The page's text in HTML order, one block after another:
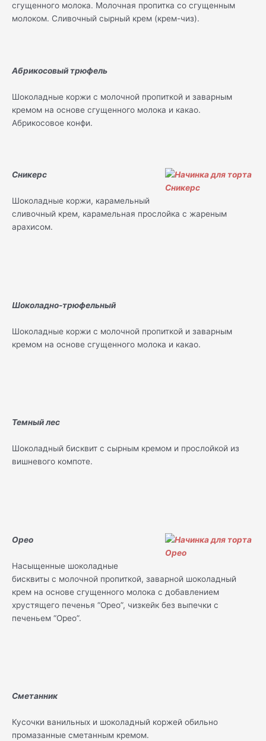
сгущенного молока. Молочная пропитка со сгущенным
молоком. Сливочный сырный крем (крем-чиз).
Абрикосовый трюфель
Шоколадные коржи с молочной пропиткой и заварным
кремом на основе сгущенного молока и какао.
Абрикосовое конфи.
Сникерс
Шоколадные коржи, карамельный
сливочный крем, карамельная прослойка с жареным
арахисом.
Шоколадно-трюфельный
Шоколадные коржи с молочной пропиткой и заварным
кремом на основе сгущенного молока и какао.
Темный лес
Шоколадный бисквит с сырным кремом и прослойкой из
вишневого компоте.
Орео
Насыщенные шоколадные
бисквиты с молочной пропиткой, заварной шоколадный
крем на основе сгущенного молока с добавлением
хрустящего печенья “Орео”, чизкейк без выпечки с
печеньем “Орео”.
Сметанник
Кусочки ванильных и шоколадный коржей обильно
промазанные сметанным кремом.